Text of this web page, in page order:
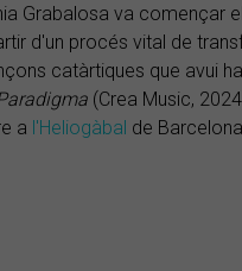
Grabalosa va començar
d'un procés vital de
catàrtiques que avui
(Crea Music,
a l'Heliogàbal de